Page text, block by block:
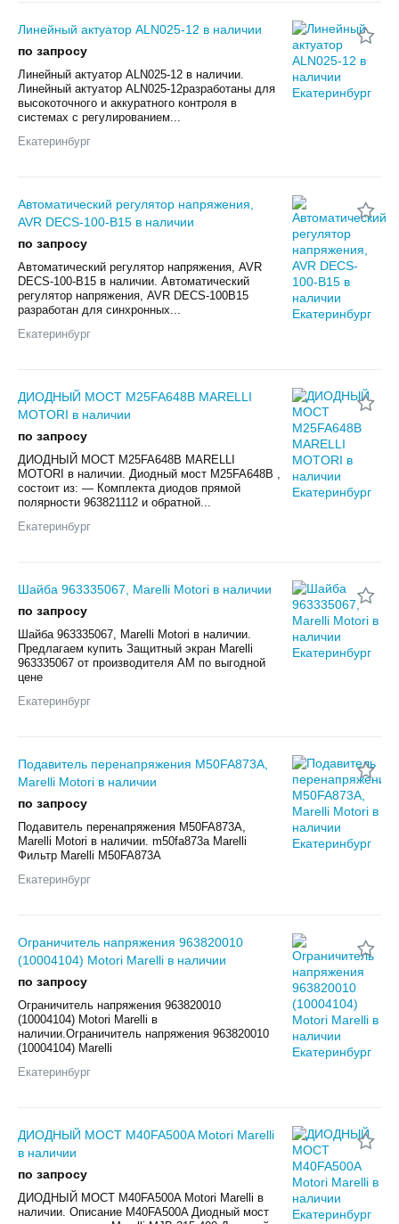
Линейный актуатор ALN025-12 в наличии
по запросу
Линейный актуатор ALN025-12 в наличии.
Линейный актуатор ALN025-12разработаны для
высокоточного и аккуратного контроля в
системах с регулированием...
Екатеринбург
Автоматический регулятор напряжения,
AVR DECS-100-B15 в наличии
по запросу
Автоматический регулятор напряжения, AVR
DECS-100-B15 в наличии. Автоматический
регулятор напряжения, AVR DECS-100B15
разработан для синхронных...
Екатеринбург
ДИОДНЫЙ МОСТ M25FA648B MARELLI
MOTORI в наличии
по запросу
ДИОДНЫЙ МОСТ M25FA648B MARELLI
MOTORI в наличии. Диодный мост M25FA648B ,
состоит из: — Комплекта диодов прямой
полярности 963821112 и обратной...
Екатеринбург
Шайба 963335067, Marelli Motori в наличии
по запросу
Шайба 963335067, Marelli Motori в наличии.
Предлагаем купить Защитный экран Marelli
963335067 от производителя AM по выгодной
цене
Екатеринбург
Подавитель перенапряжения M50FA873A,
Marelli Motori в наличии
по запросу
Подавитель перенапряжения M50FA873A,
Marelli Motori в наличии. m50fa873a Marelli
Фильтр Marelli M50FA873A
Екатеринбург
Ограничитель напряжения 963820010
(10004104) Motori Marelli в наличии
по запросу
Ограничитель напряжения 963820010
(10004104) Motori Marelli в
наличии.Ограничитель напряжения 963820010
(10004104) Marelli
Екатеринбург
ДИОДНЫЙ МОСТ M40FA500A Motori Marelli
в наличии
по запросу
ДИОДНЫЙ МОСТ M40FA500A Motori Marelli в
наличии. Описание M40FA500A Диодный мост